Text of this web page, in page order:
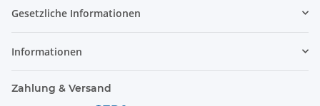
Gesetzliche Informationen
Informationen
Zahlung & Versand